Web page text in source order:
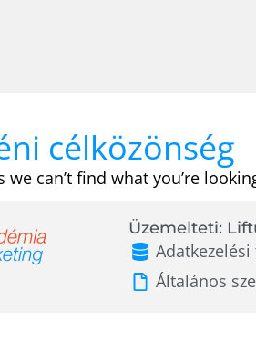
célközönség
we can’t find what you’re
Üzemelteti:
Általános